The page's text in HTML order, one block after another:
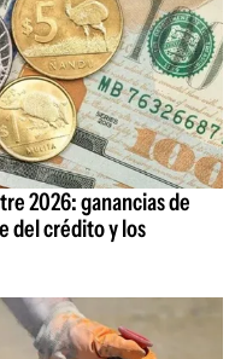
2026: ganancias de
del crédito y los